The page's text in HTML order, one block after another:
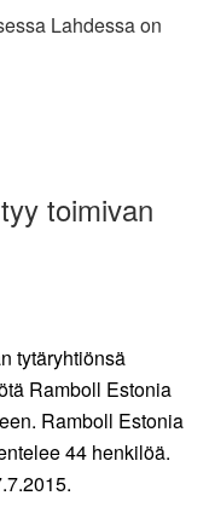
Lahdessa on
toimivan
tytäryhtiönsä
Ramboll Estonia
Ramboll Estonia
44 henkilöä.